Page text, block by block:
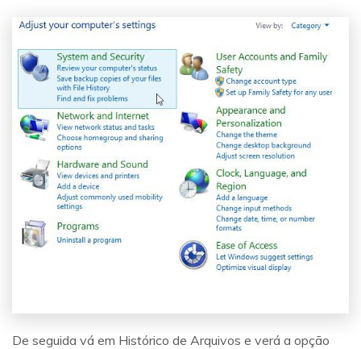
De seguida vá em Histórico de Arquivos e verá a opção